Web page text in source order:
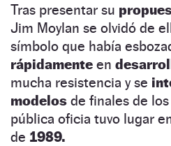
Tras presentar su
Jim Moylan se olvidó de
símbolo que había
rápidamente en
mucha resistencia y se
modelos de finales de
pública oficia tuvo lugar
de 1989.